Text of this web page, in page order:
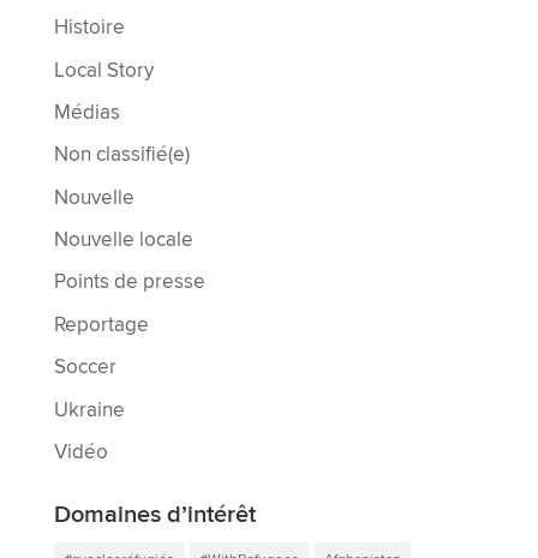
Histoire
Local Story
Médias
Non classifié(e)
Nouvelle
Nouvelle locale
Points de presse
Reportage
Soccer
Ukraine
Vidéo
Domaines d’intérêt